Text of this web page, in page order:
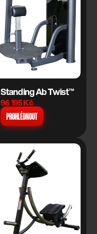
Standing Ab Twist™
96 195 Kč
PROHLÉDNOUT